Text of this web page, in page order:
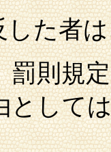
した者
罰則規
として